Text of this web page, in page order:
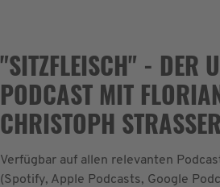
"SITZFLEISCH" - DER
PODCAST MIT
CHRISTOPH STRASSER
Verfügbar auf allen relevanten
(Spotify, Apple Podcasts, Google